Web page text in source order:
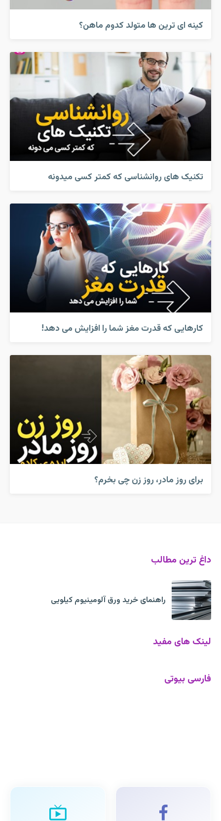
کینه ای ترین ها متولد کدوم ماهن؟
تکنیک های روانشناسی که کمتر کسی میدونه
کارهایی که قدرت مغز شما را افزایش می دهد!
برای روز مادر، روز زن چی بخرم؟
داغ ترین مطالب
راهنمای خرید ورق آلومینیوم کیلویی
لینک های مفید
فارسی بیوتی